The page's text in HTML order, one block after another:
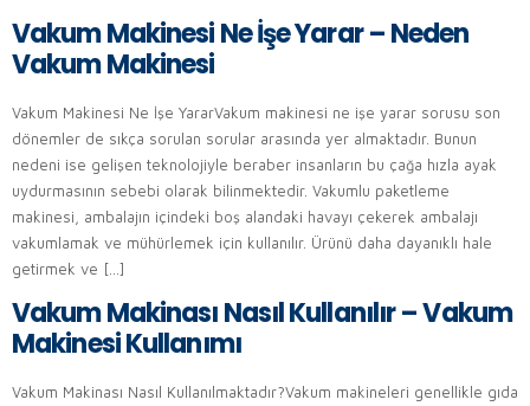
Vakum Makinesi Ne İşe Yarar – Neden
Vakum Makinesi
Vakum Makinesi Ne İşe YararVakum makinesi ne işe yarar sorusu son
dönemler de sıkça sorulan sorular arasında yer almaktadır. Bunun
nedeni ise gelişen teknolojiyle beraber insanların bu çağa hızla ayak
uydurmasının sebebi olarak bilinmektedir. Vakumlu paketleme
makinesi, ambalajın içindeki boş alandaki havayı çekerek ambalajı
vakumlamak ve mühürlemek için kullanılır. Ürünü daha dayanıklı hale
getirmek ve […]
Vakum Makinası Nasıl Kullanılır – Vakum
Makinesi Kullanımı
Vakum Makinası Nasıl Kullanılmaktadır?Vakum makineleri genellikle gıda